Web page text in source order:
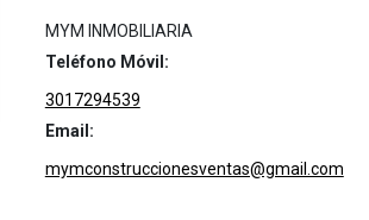
MYM INMOBILIARIA
Teléfono Móvil:
3017294539
Email:
mymconstruccionesventas@gmail.com